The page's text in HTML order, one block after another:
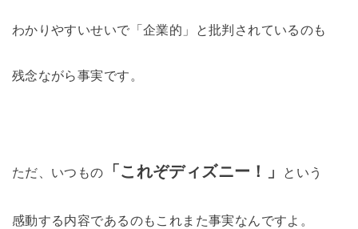
わかりやすいせいで「企業的」と批判されているのも
残念ながら事実です。
ただ、いつもの 「これぞディズニー！」 という
感動する内容であるのもこれまた事実なんですよ。